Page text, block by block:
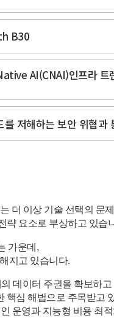
B30
AI(CNAI)인프라 트
저해하는 보안 위협과
더 이상 기술 선택의 문
략 요소로 부상하고 있습
가운데,
지고 있습니다.
데이터 주권을 확보하고
핵심 해법으로 주목받고
운영과 지능형 비용 최